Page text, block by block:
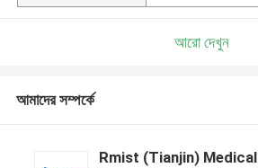
আরো দেখুন
আমাদের সম্পর্কে
Rmist (Tianjin) Medical